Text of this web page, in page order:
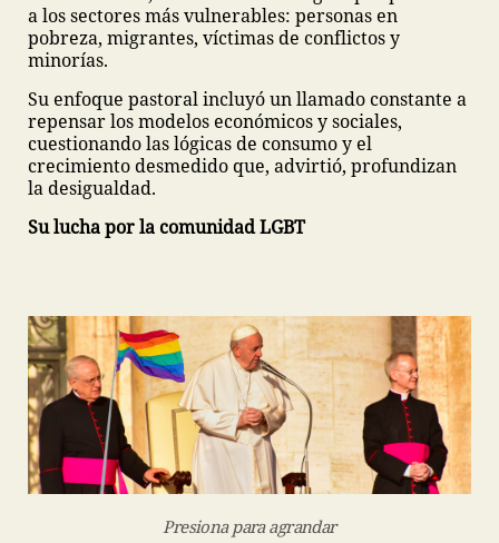
a los sectores más vulnerables: personas en
pobreza, migrantes, víctimas de conflictos y
minorías.
Su enfoque pastoral incluyó un llamado constante a
repensar los modelos económicos y sociales,
cuestionando las lógicas de consumo y el
crecimiento desmedido que, advirtió, profundizan
la desigualdad.
Su lucha por la comunidad LGBT
Presiona para agrandar